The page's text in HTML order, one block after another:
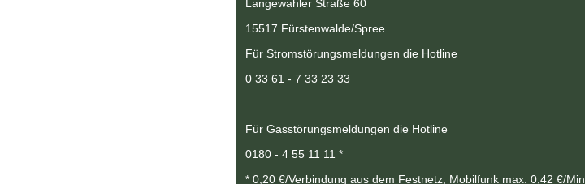
Langewahler Straße 60
15517 Fürstenwalde/Spree
Für Stromstörungsmeldungen die Hotline
0 33 61 - 7 33 23 33
Für Gasstörungsmeldungen die Hotline
0180 - 4 55 11 11 *
* 0,20 €/Verbindung aus dem Festnetz, Mobilfunk max. 0,42 €/Min